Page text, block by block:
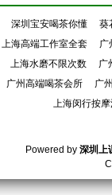
深圳宝安喝茶你懂
葵
上海高端工作室全套
广
上海水磨不限次数
广
广州高端喝茶会所
广
上海闵行按
Powered by 深圳上